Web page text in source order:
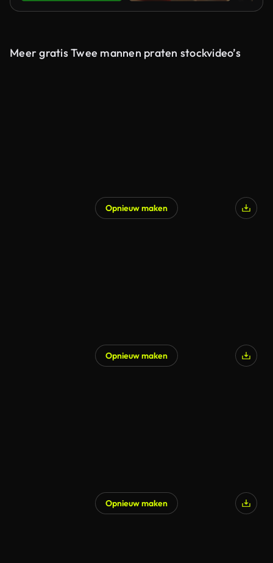
Meer gratis Twee mannen praten stockvideo’s
Opnieuw maken
Opnieuw maken
Opnieuw maken